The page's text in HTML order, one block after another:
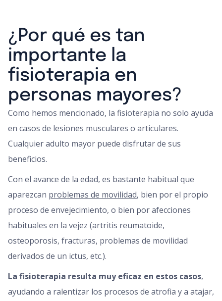
¿Por qué es tan
importante la
fisioterapia en
personas mayores?
Como hemos mencionado, la fisioterapia no solo ayuda
en casos de lesiones musculares o articulares.
Cualquier adulto mayor puede disfrutar de sus
beneficios.
Con el avance de la edad, es bastante habitual que
aparezcan problemas de movilidad, bien por el propio
proceso de envejecimiento, o bien por afecciones
habituales en la vejez (artritis reumatoide,
osteoporosis, fracturas, problemas de movilidad
derivados de un ictus, etc.).
La fisioterapia resulta muy eficaz en estos casos,
ayudando a ralentizar los procesos de atrofia y a atajar,